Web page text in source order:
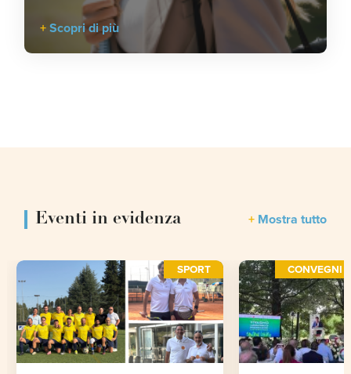
Scopri di più
Eventi in evidenza Mostra tutto
SPORT CONVEGNI